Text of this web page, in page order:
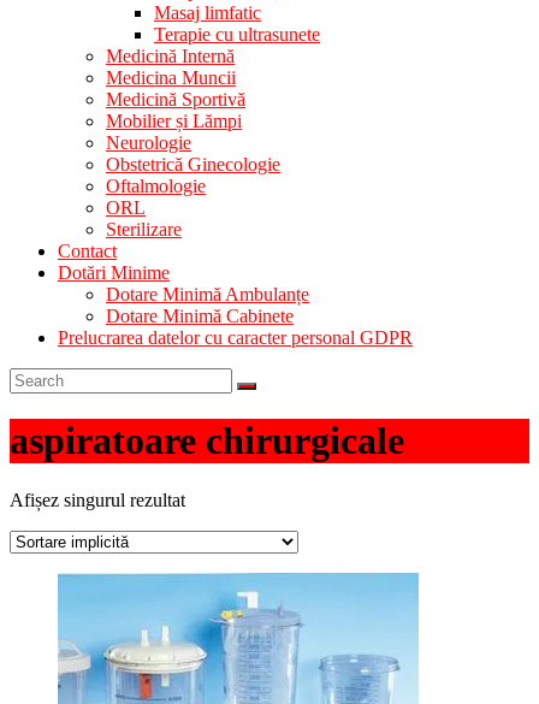
Masaj limfatic
Terapie cu ultrasunete
Medicină Internă
Medicina Muncii
Medicină Sportivă
Mobilier și Lămpi
Neurologie
Obstetrică Ginecologie
Oftalmologie
ORL
Sterilizare
Contact
Dotări Minime
Dotare Minimă Ambulanțe
Dotare Minimă Cabinete
Prelucrarea datelor cu caracter personal GDPR
aspiratoare chirurgicale
Afișez singurul rezultat